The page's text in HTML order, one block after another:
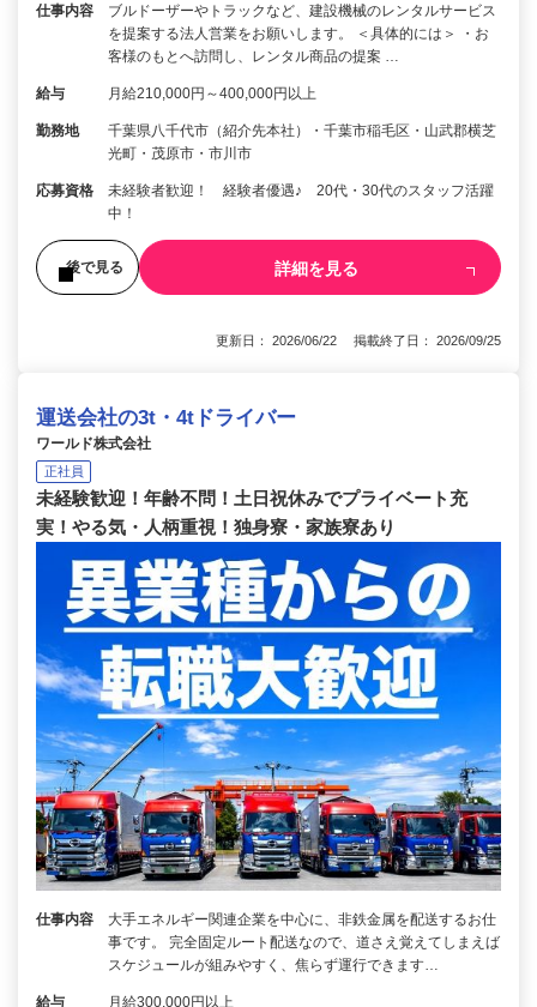
仕事内容
ブルドーザーやトラックなど、建設機械のレンタルサービス
を提案する法人営業をお願いします。 ＜具体的には＞ ・お
客様のもとへ訪問し、レンタル商品の提案 …
給与 月給210,000円～400,000円以上
勤務地
千葉県八千代市（紹介先本社）・千葉市稲毛区・山武郡横芝
光町・茂原市・市川市
応募資格
未経験者歓迎！ 経験者優遇♪ 20代・30代のスタッフ活躍
中！
後で見る 詳細を見る
更新日： 2026/06/22 掲載終了日： 2026/09/25
運送会社の3t・4tドライバー
ワールド株式会社
正社員
未経験歓迎！年齢不問！土日祝休みでプライベート充
実！やる気・人柄重視！独身寮・家族寮あり
仕事内容
大手エネルギー関連企業を中心に、非鉄金属を配送するお仕
事です。 完全固定ルート配送なので、道さえ覚えてしまえば
スケジュールが組みやすく、焦らず運行できます…
給与 月給300,000円以上